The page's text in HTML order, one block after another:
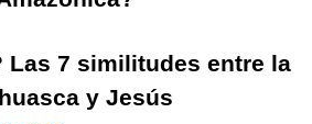
Las 7 similitudes entre la
y Jesús